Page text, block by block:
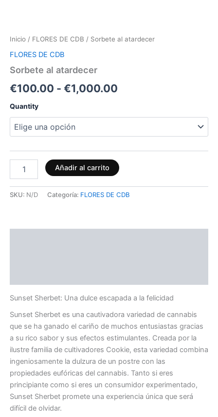
Inicio / FLORES DE CDB / Sorbete al atardecer
FLORES DE CDB
Sorbete al atardecer
€100.00 - €1,000.00
Quantity
Añadir al carrito
SKU: N/D Categoría: FLORES DE CDB
Sunset Sherbet: Una dulce escapada a la felicidad
Sunset Sherbet es una cautivadora variedad de cannabis
que se ha ganado el cariño de muchos entusiastas gracias
a su rico sabor y sus efectos estimulantes. Creada por la
ilustre familia de cultivadores Cookie, esta variedad combina
ingeniosamente la dulzura de un postre con las
propiedades eufóricas del cannabis. Tanto si eres
principiante como si eres un consumidor experimentado,
Sunset Sherbet promete una experiencia única que será
difícil de olvidar.